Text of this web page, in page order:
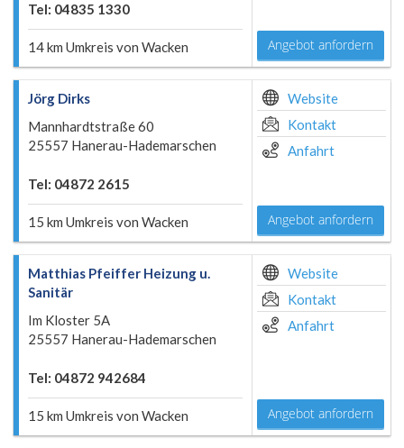
Tel: 04835 1330
14 km Umkreis von Wacken Angebot anfordern
Jörg Dirks
Mannhardtstraße 60
25557 Hanerau-Hademarschen
Tel: 04872 2615
15 km Umkreis von Wacken
Website
Kontakt
Anfahrt
Angebot anfordern
Matthias Pfeiffer Heizung u.
Sanitär
Im Kloster 5A
25557 Hanerau-Hademarschen
Tel: 04872 942684
15 km Umkreis von Wacken
Website
Kontakt
Anfahrt
Angebot anfordern